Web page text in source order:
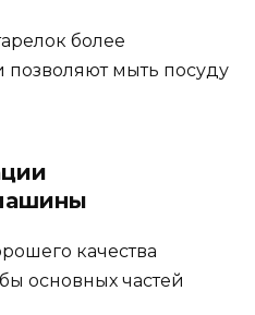
более
мыть посуду
качества
основных частей